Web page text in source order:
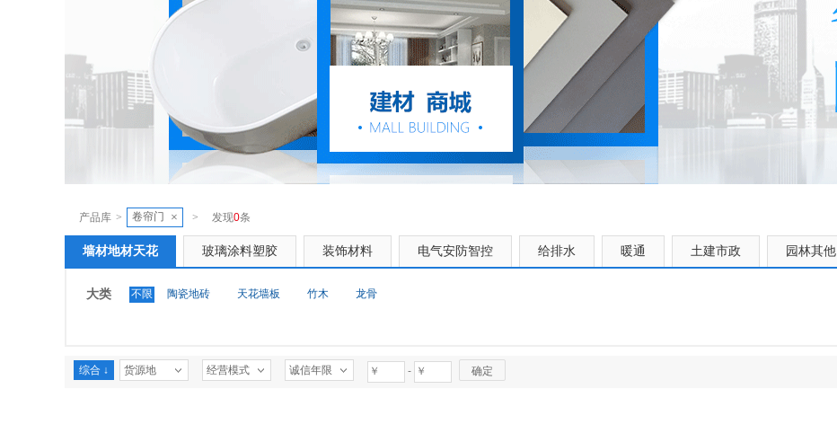
产品库 > 卷帘门 × > 发现0条
墙材地材天花 玻璃涂料塑胶 装饰材料 电气安防智控 给排水 暖通 土建市政 园林其他
大类 不限 陶瓷地砖 天花墙板 竹木 龙骨
综合 ↓ 货源地 经营模式 诚信年限 - 确定